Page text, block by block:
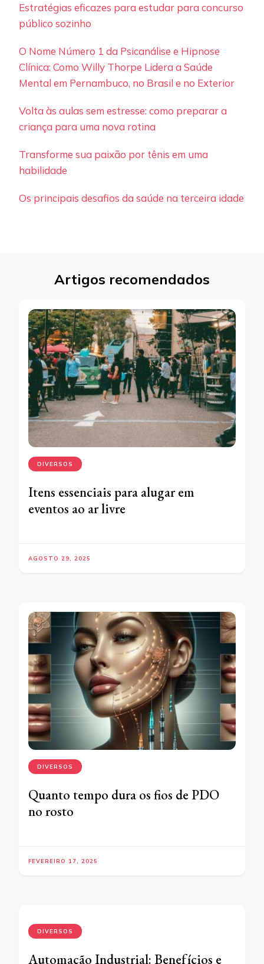
Estratégias eficazes para estudar para concurso
público sozinho
O Nome Número 1 da Psicanálise e Hipnose
Clínica: Como Willy Thorpe Lidera a Saúde
Mental em Pernambuco, no Brasil e no Exterior
Volta às aulas sem estresse: como preparar a
criança para uma nova rotina
Transforme sua paixão por tênis em uma
habilidade
Os principais desafios da saúde na terceira idade
Artigos recomendados
DIVERSOS
Itens essenciais para alugar em
eventos ao ar livre
AGOSTO 29, 2025
DIVERSOS
Quanto tempo dura os fios de PDO
no rosto
FEVEREIRO 17, 2025
DIVERSOS
Automação Industrial: Benefícios e